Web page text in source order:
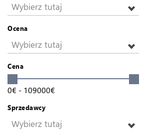
Wybierz tutaj
Ocena
Wybierz tutaj
Cena
0€ - 109000€
Sprzedawcy
Wybierz tutaj